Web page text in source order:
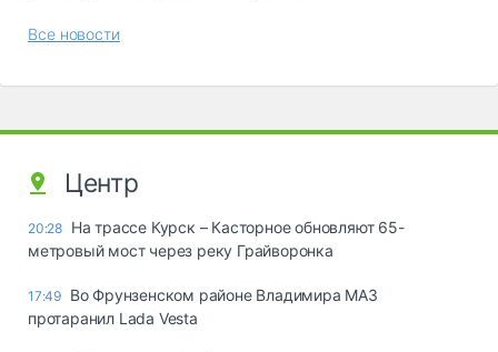
Все новости
Центр
20:28 На трассе Курск – Касторное обновляют 65-
метровый мост через реку Грайворонка
17:49 Во Фрунзенском районе Владимира МАЗ
протаранил Lada Vesta